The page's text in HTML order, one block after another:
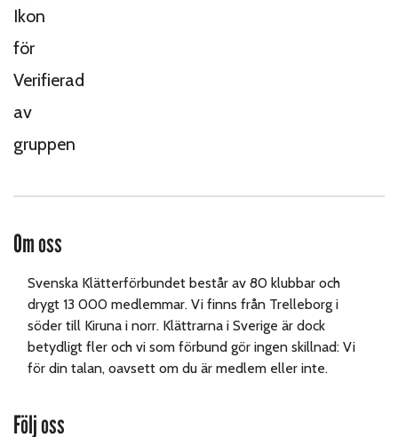
Om oss
Svenska Klätterförbundet består av 80 klubbar och
drygt 13 000 medlemmar. Vi finns från Trelleborg i
söder till Kiruna i norr. Klättrarna i Sverige är dock
betydligt fler och vi som förbund gör ingen skillnad: Vi
för din talan, oavsett om du är medlem eller inte.
Följ oss